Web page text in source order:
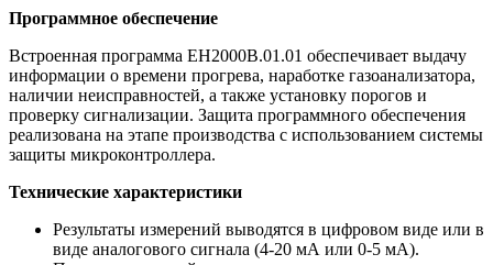
Программное обеспечение
Встроенная программа ЕН2000В.01.01 обеспечивает выдачу
информации о времени прогрева, наработке газоанализатора,
наличии неисправностей, а также установку порогов и
проверку сигнализации. Защита программного обеспечения
реализована на этапе производства с использованием системы
защиты микроконтроллера.
Технические характеристики
Результаты измерений выводятся в цифровом виде или в
виде аналогового сигнала (4-20 мА или 0-5 мА).